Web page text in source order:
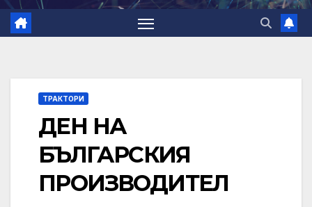
ТРАКТОРИ
ДЕН НА
БЪЛГАРСКИЯ
ПРОИЗВОДИТЕЛ